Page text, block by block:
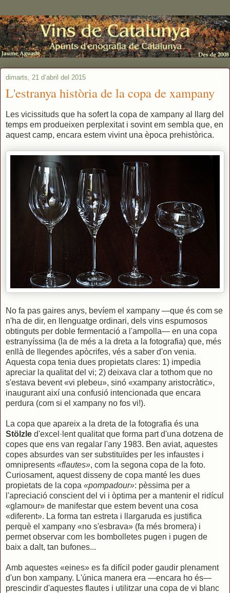
dimarts, 21 d’abril del 2015
L'estranya història de la copa de xampany
Les vicissituds que ha sofert la copa de xampany al llarg del
temps em produeixen perplexitat i sovint em sembla que, en
aquest camp, encara estem vivint una època prehistòrica.
No fa pas gaires anys, bevíem el xampany —que és com se
n'ha de dir, en llenguatge ordinari, dels vins espumosos
obtinguts per doble fermentació a l'ampolla— en una copa
estranyíssima (la de més a la dreta a la fotografia) que, més
enllà de llegendes apòcrifes, vés a saber d'on venia.
Aquesta copa tenia dues propietats clares: 1) impedia
apreciar la qualitat del vi; 2) deixava clar a tothom que no
s'estava bevent «vi plebeu», sinó «xampany aristocràtic»,
inaugurant així una confusió intencionada que encara
perdura (com si el xampany no fos vi!).
La copa que apareix a la dreta de la fotografia és una
Stölzle d'excel·lent qualitat que forma part d'una dotzena de
copes que ens van regalar l'any 1983. Ben aviat, aquestes
copes absurdes van ser substituïdes per les infaustes i
omnipresents «flautes», com la segona copa de la foto.
Curiosament, aquest disseny de copa manté les dues
propietats de la copa «pompadour»: pèssima per a
l'apreciació conscient del vi i òptima per a mantenir el ridícul
«glamour» de manifestar que estem bevent una cosa
«diferent». La forma tan estreta i llargaruda es justifica
perquè el xampany «no s'esbrava» (fa més bromera) i
permet observar com les bombolletes pugen i pugen de
baix a dalt, tan bufones...
Amb aquestes «eines» es fa difícil poder gaudir plenament
d'un bon xampany. L'única manera era —encara ho és—
prescindir d'aquestes flautes i utilitzar una copa de vi blanc